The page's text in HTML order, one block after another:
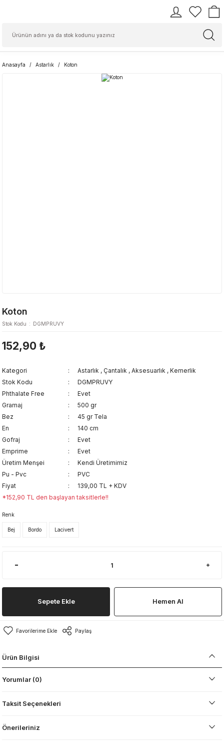
Anasayfa Astarlık Koton
Koton
Stok Kodu DGMPRUVY
152,90 ₺
Kategori Astarlık , Çantalık , Aksesuarlık , Kemerlik
Stok Kodu
DGMPRUVY
Phthalate Free
Evet
Gramaj
500 gr
Bez
45 gr Tela
En
140 cm
Gofraj
Evet
Emprime
Evet
Üretim Menşei
Kendi Üretimimiz
Pu - Pvc
PVC
Fiyat
139,00 TL + KDV
*152,90 TL den başlayan taksitlerle!!
Renk
Bej Bordo Lacivert
Sepete Ekle Hemen Al
Paylaş
Ürün Bilgisi
Yorumlar (0)
Taksit Seçenekleri
Önerileriniz